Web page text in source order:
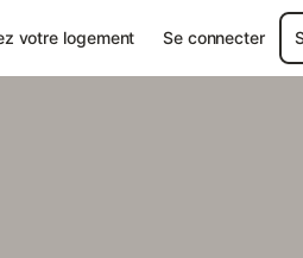
votre logement Se connecter